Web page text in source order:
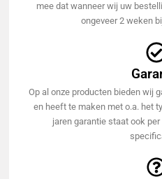
mee dat wanneer wij uw
ongeveer 2 weken
Op al onze producten bieden wij
en heeft te maken met o.a. het
jaren garantie staat ook